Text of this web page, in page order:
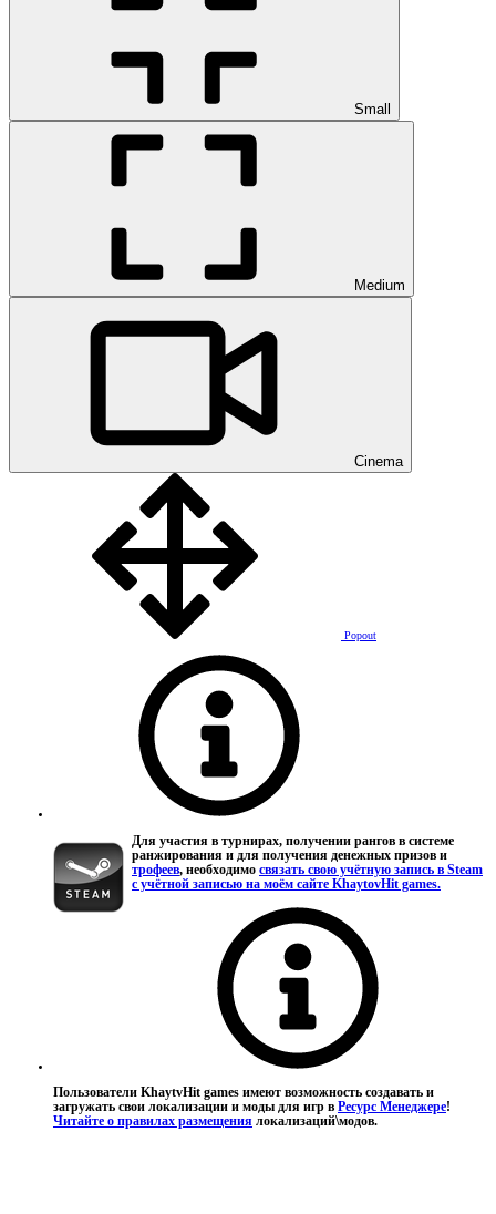
Small
Medium
Cinema
Popout
Для участия в турнирах, получении рангов в системе
ранжирования и для получения денежных призов и
трофеев, необходимо связать свою учётную запись в Steam
с учётной записью на моём сайте KhaytovHit games.
Пользователи KhaytvHit games имеют возможность создавать и
загружать свои локализации и моды для игр в Ресурс Менеджере!
Читайте о правилах размещения локализаций\модов.